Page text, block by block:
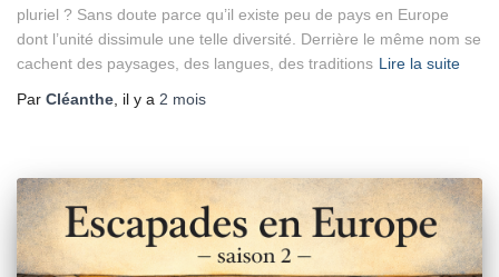
pluriel ? Sans doute parce qu’il existe peu de pays en Europe
dont l’unité dissimule une telle diversité. Derrière le même nom se
cachent des paysages, des langues, des traditions Lire la suite
Par Cléanthe , il y a 2 mois